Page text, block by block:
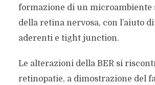
formazione di un microambiente
della retina nervosa, con l’aiuto
aderenti e tight junction.
Le alterazioni della BER si
retinopatie, a dimostrazione del